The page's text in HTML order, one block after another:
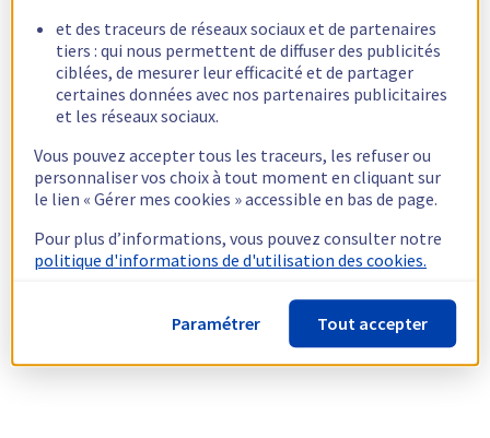
et des traceurs de réseaux sociaux et de partenaires
tiers : qui nous permettent de diffuser des publicités
ciblées, de mesurer leur efficacité et de partager
certaines données avec nos partenaires publicitaires
et les réseaux sociaux.
Vous pouvez accepter tous les traceurs, les refuser ou
personnaliser vos choix à tout moment en cliquant sur
le lien « Gérer mes cookies » accessible en bas de page.
Pour plus d’informations, vous pouvez consulter notre
politique d'informations de d'utilisation des cookies.
Paramétrer Tout accepter